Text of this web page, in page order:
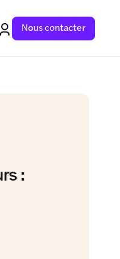
Nous contacter
: